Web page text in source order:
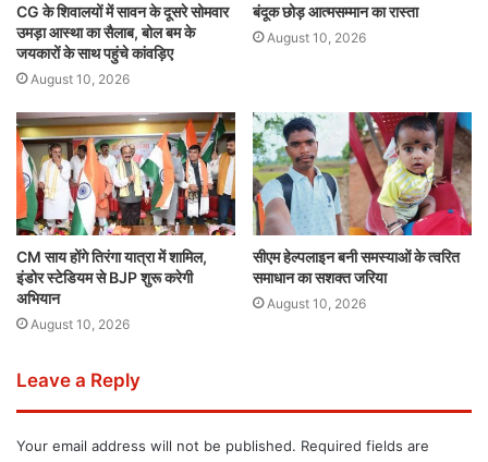
CG के शिवालयों में सावन के दूसरे सोमवार
उमड़ा आस्था का सैलाब, बोल बम के
जयकारों के साथ पहुंचे कांवड़िए
August 10, 2026
​बंदूक छोड़ आत्मसम्मान का रास्ता
August 10, 2026
CM साय होंगे तिरंगा यात्रा में शामिल,
इंडोर स्टेडियम से BJP शुरू करेगी
अभियान
August 10, 2026
सीएम हेल्पलाइन बनी समस्याओं के त्वरित
समाधान का सशक्त जरिया
August 10, 2026
Leave a Reply
Your email address will not be published. Required fields are